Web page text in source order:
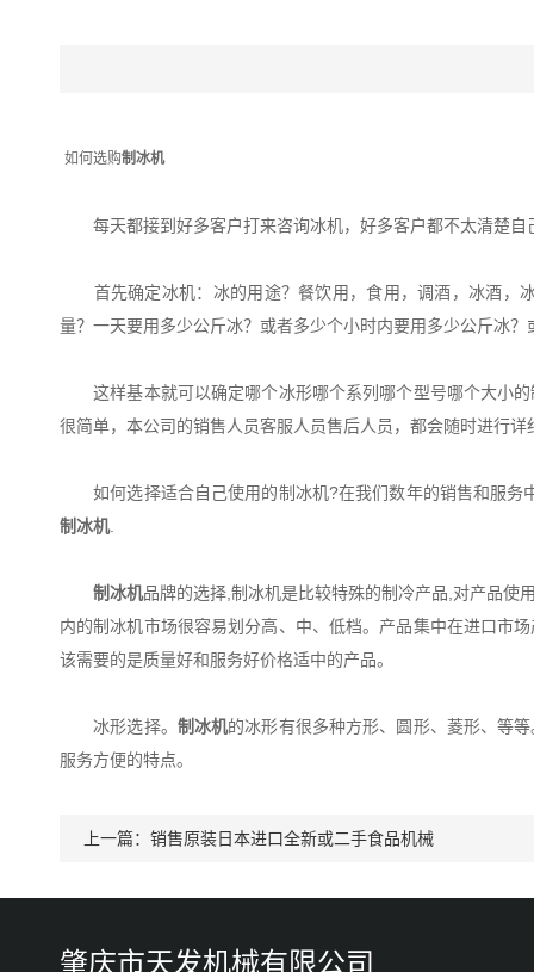
如何选购制冰机
每天都接到好多客户打来咨询冰机，好多客户都不太清楚自
首先确定冰机：冰的用途？餐饮用，食用，调酒，冰酒，
量？一天要用多少公斤冰？或者多少个小时内要用多少公斤冰
这样基本就可以确定哪个冰形哪个系列哪个型号哪个大小的
很简单，本公司的销售人员客服人员售后人员，都会随时进行
如何选择适合自己使用的制冰机?在我们数年的销售和服务
制冰机.
制冰机品牌的选择,制冰机是比较特殊的制冷产品,对产品使
内的制冰机市场很容易划分高、中、低档。产品集中在进口市
该需要的是质量好和服务好价格适中的产品。
冰形选择。 制冰机的冰形有很多种方形、圆形、菱形、等
服务方便的特点。
上一篇： 销售原装日本进口全新或二手食品机械
肇庆市天发机械有限公司